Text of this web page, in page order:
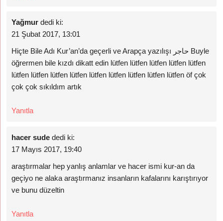
Yağmur dedi ki:
21 Şubat 2017, 13:01
Hiçte Bile Adı Kur’an’da geçerli ve Arapça yazılışı حاجر Buyle
öğrermen bile kızdı dikatt edin lütfen lütfen lütfen lütfen lütfen
lütfen lütfen lütfen lütfen lütfen lütfen lütfen lütfen lütfen öf çok
çok çok sıkıldım artık
Yanıtla
hacer sude dedi ki:
17 Mayıs 2017, 19:40
araştırmalar hep yanlış anlamlar ve hacer ismi kur-an da
geçiyo ne alaka araştırmanız insanların kafalarını karıştırıyor
ve bunu düzeltin
Yanıtla